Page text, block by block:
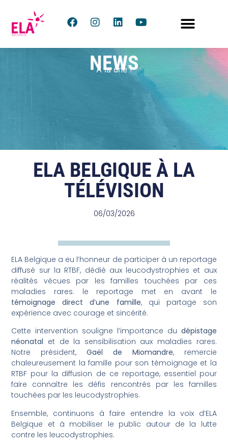
NEWS
À la une !
ELA BELGIQUE À LA
TÉLÉVISION
06/03/2026
ELA Belgique a eu l’honneur de participer à un reportage
diffusé sur la RTBF, dédié aux leucodystrophies et aux
réalités vécues par les familles touchées par ces
maladies rares. le reportage met en avant le
témoignage direct d’une famille, qui partage son
expérience avec courage et sincérité.
Cette intervention souligne l’importance du dépistage
néonatal et de la sensibilisation aux maladies rares.
Notre président,Gaël de Miomandre, remercie
chaleureusement la famille pour son témoignage et la
RTBF pour la diffusion de ce reportage, essentiel pour
faire connaître les défis rencontrés par les familles
touchées par les leucodystrophies.
Ensemble, continuons à faire entendre la voix d’ELA
Belgique et à mobiliser le public autour de la lutte
contre les leucodystrophies.